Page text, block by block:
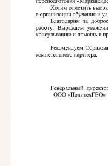
временно
излучения.
Периодичность:
Правительства
использования
излучения
если эти